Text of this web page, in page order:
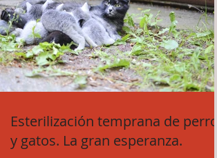
Esterilización temprana de perros
y gatos. La gran esperanza.